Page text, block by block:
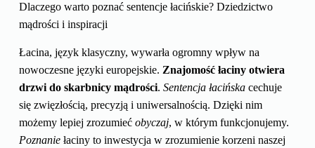
Dlaczego warto poznać sentencje łacińskie? Dziedzictwo
mądrości i inspiracji
Łacina, język klasyczny, wywarła ogromny wpływ na
nowoczesne języki europejskie. Znajomość łaciny otwiera
drzwi do skarbnicy mądrości. Sentencja łacińskacechuje
się zwięzłością, precyzją i uniwersalnością. Dzięki nim
możemy lepiej zrozumieć obyczaj, w którym funkcjonujemy.
Poznaniełaciny to inwestycja w zrozumienie korzeni naszej